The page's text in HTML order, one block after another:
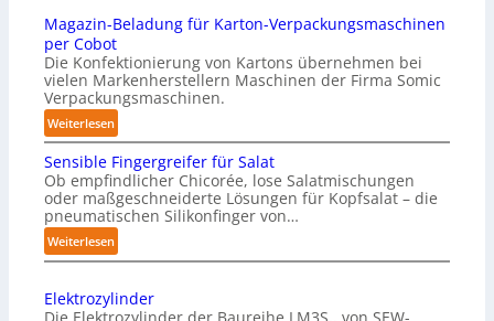
Magazin-Beladung für Karton-Verpackungsmaschinen
per Cobot
Die Konfektionierung von Kartons übernehmen bei
vielen Markenherstellern Maschinen der Firma Somic
Verpackungsmaschinen.
Weiterlesen:
M
a
g
a
z
i
n
-
B
Sensible Fingergreifer für Salat
Ob empfindlicher Chicorée, lose Salatmischungen
oder maßgeschneiderte Lösungen für Kopfsalat – die
pneumatischen Silikonfinger von…
Weiterlesen:
S
n
Elektrozylinder